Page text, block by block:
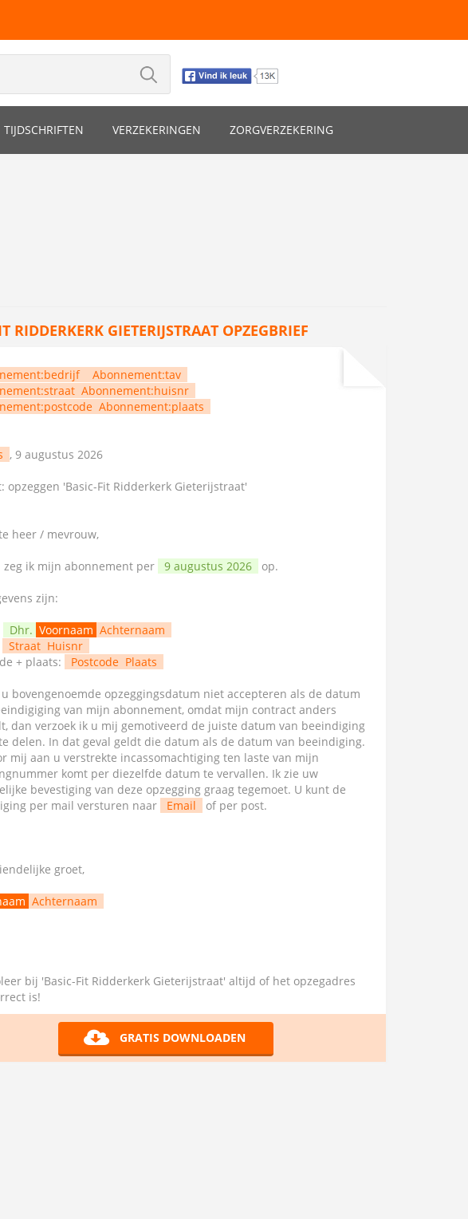
TIJDSCHRIFTEN VERZEKERINGEN ZORGVERZEKERING
RIDDERKERK GIETERIJSTRAAT OPZEGBRIEF
Abonnement:tav
Abonnement:huisnr
Abonnement:plaats
, 9 augustus 2026
opzeggen 'Basic-Fit Ridderkerk Gieterijstraat'
heer / mevrouw,
zeg ik mijn abonnement per 9 augustus 2026 op.
zijn:
Dhr. Voornaam Achternaam
Straat Huisnr
+ plaats:
Postcode Plaats
bovengenoemde opzeggingsdatum niet accepteren als de datum
van mijn abonnement, omdat mijn contract anders
dan verzoek ik u mij gemotiveerd de juiste datum van beeindiging
delen. In dat geval geldt die datum als de datum van beeindiging.
mij aan u verstrekte incassomachtiging ten laste van mijn
komt per diezelfde datum te vervallen. Ik zie uw
bevestiging van deze opzegging graag tegemoet. U kunt de
per mail versturen naar
Email of per post.
groet,
Achternaam
bij 'Basic-Fit Ridderkerk Gieterijstraat' altijd of het opzegadres
is!
GRATIS DOWNLOADEN